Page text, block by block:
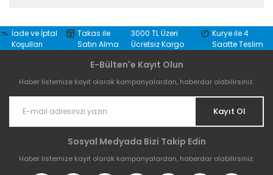
İade ve İptal
Koşulları
Takas ile
Satın Alma
3000 TL Üzeri
Ücretsiz Kargo
Kurye ile 4
Saatte Teslim
E-Bülten'e Kayıt Olun
Haber listemize kayıt olarak kampanyalardan, haberdar olabilirsiniz.
Kayıt Ol
Sosyal Medyada Bizi Takip Edin
Haber listemize kayıt olarak kampanyalardan, haberdar olabilirsiniz.